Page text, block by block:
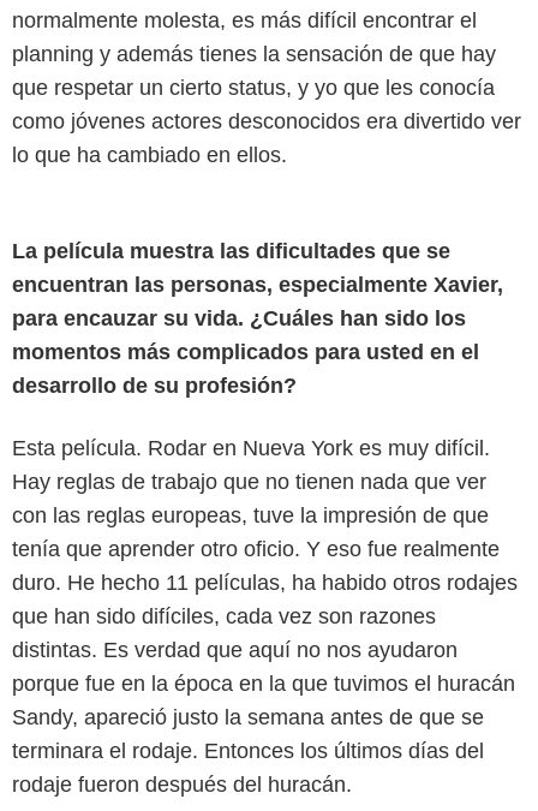
normalmente molesta, es más difícil encontrar el
planning y además tienes la sensación de que hay
que respetar un cierto status, y yo que les conocía
como jóvenes actores desconocidos era divertido ver
lo que ha cambiado en ellos.
La película muestra las dificultades que se
encuentran las personas, especialmente Xavier,
para encauzar su vida. ¿Cuáles han sido los
momentos más complicados para usted en el
desarrollo de su profesión?
Esta película. Rodar en Nueva York es muy difícil.
Hay reglas de trabajo que no tienen nada que ver
con las reglas europeas, tuve la impresión de que
tenía que aprender otro oficio. Y eso fue realmente
duro. He hecho 11 películas, ha habido otros rodajes
que han sido difíciles, cada vez son razones
distintas. Es verdad que aquí no nos ayudaron
porque fue en la época en la que tuvimos el huracán
Sandy, apareció justo la semana antes de que se
terminara el rodaje. Entonces los últimos días del
rodaje fueron después del huracán.